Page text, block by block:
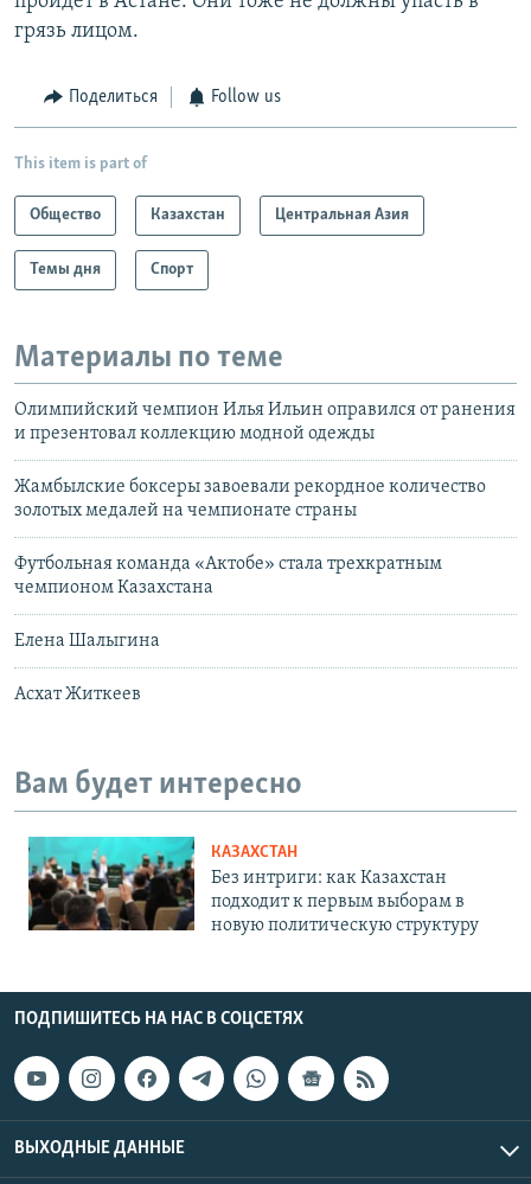
грязь лицом.
Поделиться Follow us
This item is part of
Общество Казахстан Центральная Азия
Темы дня Спорт
Материалы по теме
Олимпийский чемпион Илья Ильин оправился от ранения
и презентовал коллекцию модной одежды
Жамбылские боксеры завоевали рекордное количество
золотых медалей на чемпионате страны
Футбольная команда «Актобе» стала трехкратным
чемпионом Казахстана
Елена Шалыгина
Асхат Житкеев
Вам будет интересно
КАЗАХСТАН
Без интриги: как Казахстан
подходит к первым выборам в
новую политическую структуру
ПОДПИШИТЕСЬ НА НАС В СОЦСЕТЯХ
ВЫХОДНЫЕ ДАННЫЕ